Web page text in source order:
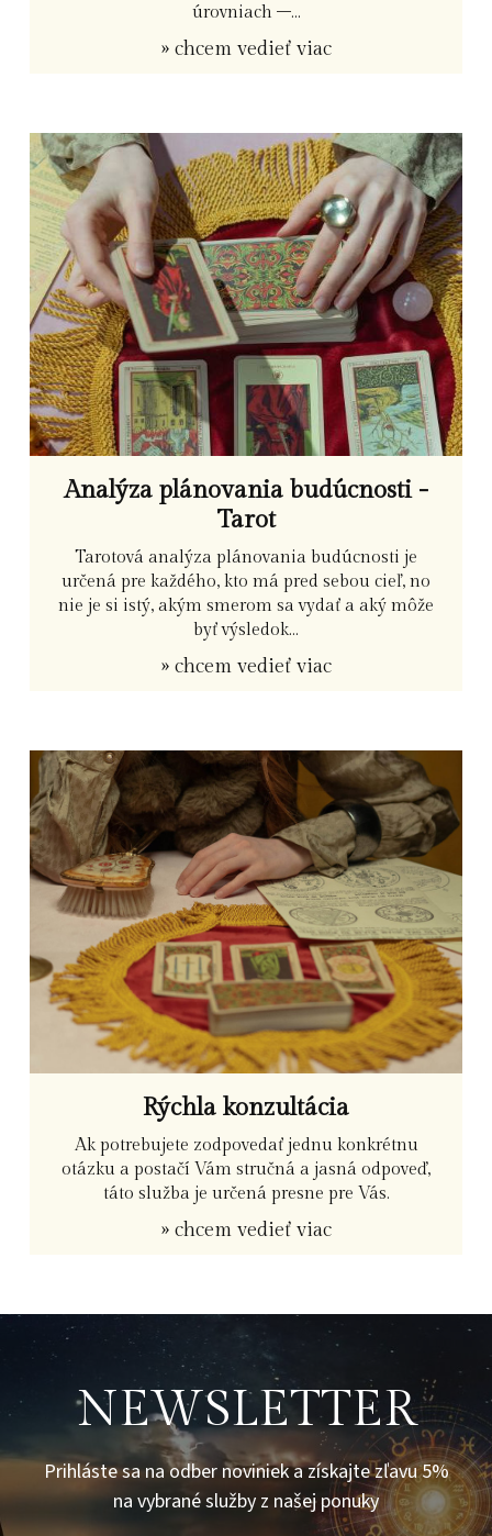
úrovniach –...
» chcem vedieť viac
Analýza plánovania budúcnosti -
Tarot
Tarotová analýza plánovania budúcnosti je
určená pre každého, kto má pred sebou cieľ, no
nie je si istý, akým smerom sa vydať a aký môže
byť výsledok...
» chcem vedieť viac
Rýchla konzultácia
Ak potrebujete zodpovedať jednu konkrétnu
otázku a postačí Vám stručná a jasná odpoveď,
táto služba je určená presne pre Vás.
» chcem vedieť viac
NEWSLETTER
Prihláste sa na odber noviniek a získajte zľavu 5%
na vybrané služby z našej ponuky